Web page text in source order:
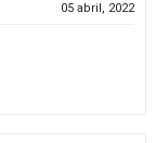
05 abril, 2022